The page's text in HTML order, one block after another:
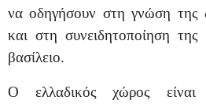
να οδηγήσουν στη γνώση της
και στη συνειδητοποίηση
βασίλειο.
Ο ελλαδικός χώρος